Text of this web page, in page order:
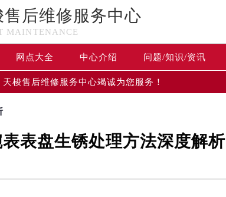
售后维修服务中心
MAINTENANCE
网点大全 中心介绍 问题/知识/资讯
天梭售后维修服务中心竭诚为您服务！
表盘生锈处理方法深度解析